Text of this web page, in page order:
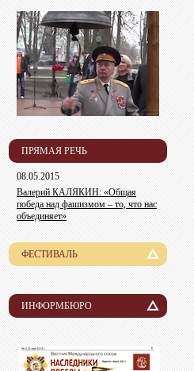
ПРЯМАЯ РЕЧЬ
08.05.2015
Валерий КАЛЯКИН: «Общая
победа над фашизмом – то, что нас
объединяет»
ФЕСТИВАЛЬ
История
Лауреаты
Организационный комитет
Информация для участников
ИНФОРМБЮРО
Новости
Пресса о нас